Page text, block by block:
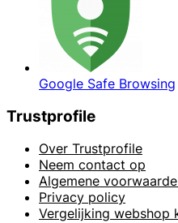
Google Safe Browsing
Trustprofile
Over Trustprofile
Neem contact op
Algemene
Privacy policy
Vergelijking webshop